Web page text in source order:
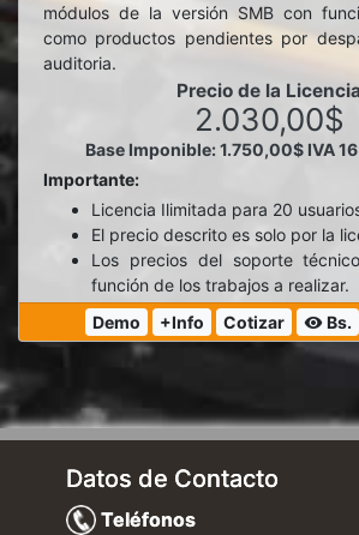
módulos de la versión SMB con
como productos pendientes por
auditoria.
Precio de la Licencia
2.030,00$
Base Imponible: 1.750,00$ IVA
Importante:
Licencia Ilimitada para 20
El precio descrito es solo por la
Los precios del soporte
función de los trabajos a realizar.
Demo
+Info Cotizar visibilityBs.
Datos de Contacto
Teléfonos